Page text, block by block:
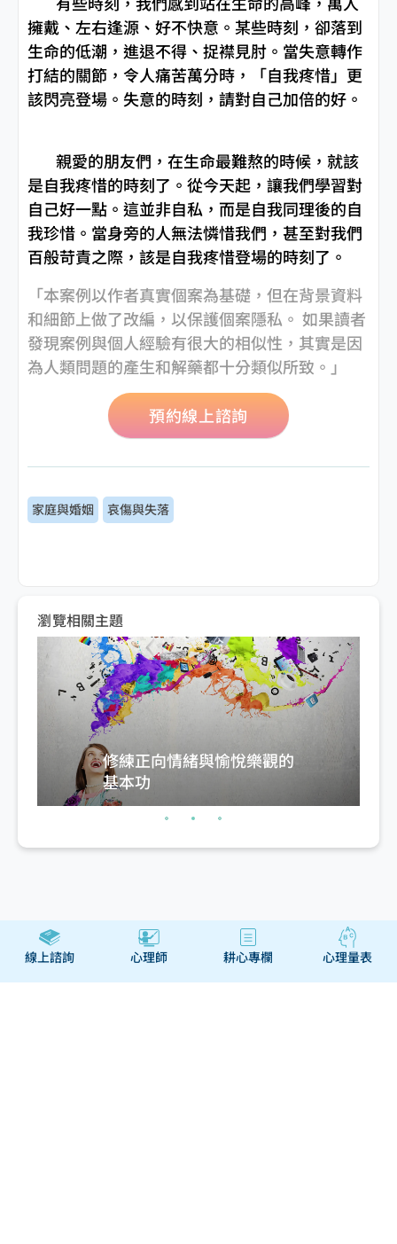
擁戴、左右逢源、好不快意。某些時刻，卻落到
生命的低潮，進退不得、捉襟見肘。當失意轉作
打結的關節，令人痛苦萬分時，「自我疼惜」更
該閃亮登場。失意的時刻，請對自己加倍的好。
親愛的朋友們，在生命最難熬的時候，就該
是自我疼惜的時刻了。從今天起，讓我們學習對
自己好一點。這並非自私，而是自我同理後的自
我珍惜。當身旁的人無法憐惜我們，甚至對我們
百般苛責之際，該是自我疼惜登場的時刻了。
「本案例以作者真實個案為基礎，但在背景資料
和細節上做了改編，以保護個案隱私。 如果讀者
發現案例與個人經驗有很大的相似性，其實是因
為人類問題的產生和解藥都十分類似所致。」
預約線上諮詢
家庭與婚姻 哀傷與失落
瀏覽相關主題
修練正向情緒與愉悅樂觀的
基本功
線上諮詢 心理師 耕心專欄 心理量表